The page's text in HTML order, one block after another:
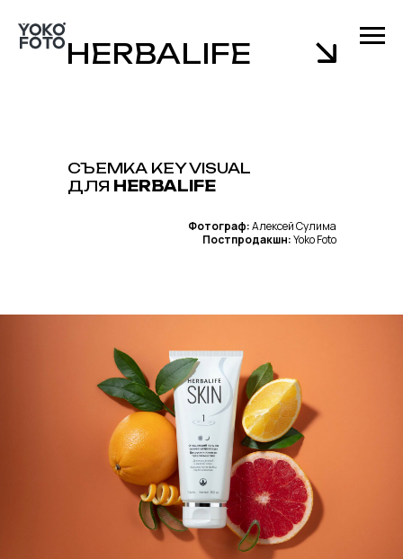
HERBALIFE
СЪЕМКА KEY VISUAL
ДЛЯ HERBALIFE
Фотограф:Алексей Сулима
Постпродакшн:Yoko Foto